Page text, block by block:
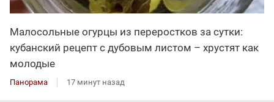
Малосольные огурцы из переростков за сутки:
кубанский рецепт с дубовым листом – хрустят как
молодые
Панорама 17 минут назад